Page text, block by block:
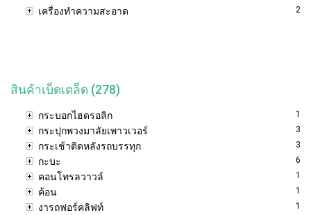
เครื่องทำความสะอาด 2
สินค้าเบ็ดเตล็ด (278)
กระบอกไฮดรอลิก 1
กระปุกพวงมาลัยเพาวเวอร์ 3
กระเช้าติดหลังรถบรรทุก 3
กะบะ 6
คอนโทรลวาวล์ 1
ค้อน 1
งารถฟอร์คลิฟท์ 1